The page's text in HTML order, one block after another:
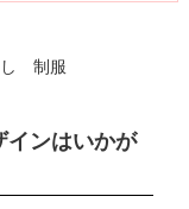
し 制服
インはいかが